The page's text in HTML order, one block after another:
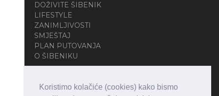
Koristimo kolačiće (cookies) kako bismo
DOŽIVITE ŠIBENIK
LIFESTYLE
ZANIMLJIVOSTI
SMJEŠTAJ
PLAN PUTOVANJA
O ŠIBENIKU